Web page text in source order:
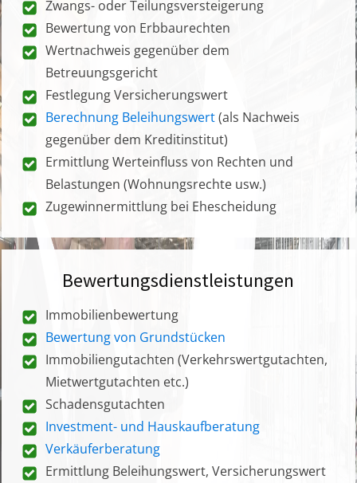
Zwangs- oder Teilungsversteigerung
Bewertung von Erbbaurechten
Wertnachweis gegenüber dem
Betreuungsgericht
Festlegung Versicherungswert
Berechnung Beleihungswert(als Nachweis
gegenüber dem Kreditinstitut)
Ermittlung Werteinfluss von Rechten und
Belastungen (Wohnungsrechte usw.)
Zugewinnermittlung bei Ehescheidung
Bewertungsdienstleistungen
Immobilienbewertung
Bewertung von Grundstücken
Immobiliengutachten (Verkehrswertgutachten,
Mietwertgutachten etc.)
Schadensgutachten
Investment- und Hauskaufberatung
Verkäuferberatung
Ermittlung Beleihungswert, Versicherungswert